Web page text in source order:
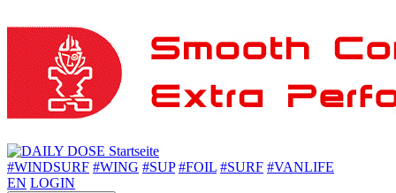
#WINDSURF #WING #SUP #FOIL #SURF #VANLIFE
EN LOGIN